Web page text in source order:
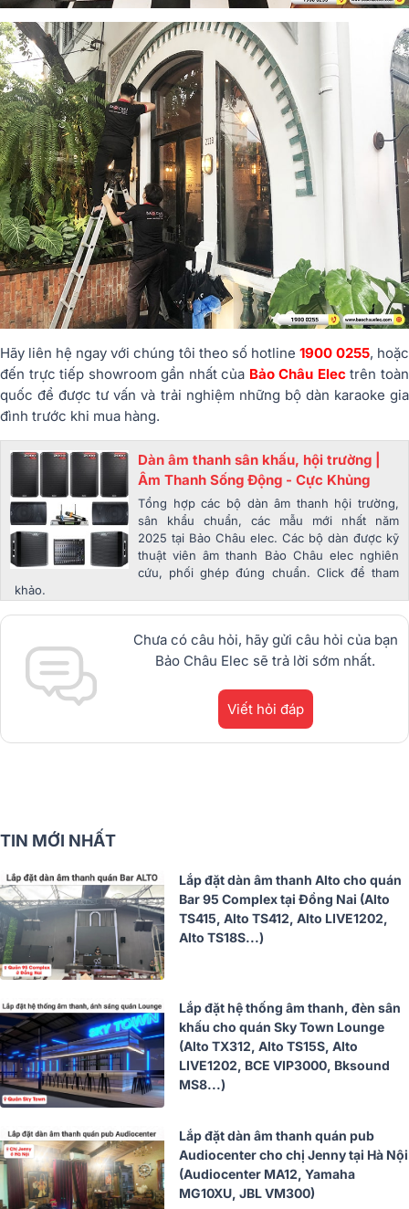
Hãy liên hệ ngay với chúng tôi theo số hotline 1900 0255, hoặc
đến trực tiếp showroom gần nhất của Bảo Châu Elec trên toàn
quốc để được tư vấn và trải nghiệm những bộ dàn karaoke gia
đình trước khi mua hàng.
Dàn âm thanh sân khấu, hội trường |
Âm Thanh Sống Động - Cực Khủng‎
Tổng hợp các bộ dàn âm thanh hội trường,
sân khẩu chuẩn, các mẫu mới nhất năm
2025 tại Bảo Châu elec. Các bộ dàn được kỹ
thuật viên âm thanh Bảo Châu elec nghiên
cứu, phối ghép đúng chuẩn. Click để tham
khảo.
Chưa có câu hỏi, hãy gửi câu hỏi của bạn
Bảo Châu Elec sẽ trả lời sớm nhất.
Viết hỏi đáp
TIN MỚI NHẤT
Lắp đặt dàn âm thanh Alto cho quán
Bar 95 Complex tại Đồng Nai (Alto
TS415, Alto TS412, Alto LIVE1202,
Alto TS18S...)
Lắp đặt hệ thống âm thanh, đèn sân
khấu cho quán Sky Town Lounge
(Alto TX312, Alto TS15S, Alto
LIVE1202, BCE VIP3000, Bksound
MS8...)
Lắp đặt dàn âm thanh quán pub
Audiocenter cho chị Jenny tại Hà Nội
(Audiocenter MA12, Yamaha
MG10XU, JBL VM300)